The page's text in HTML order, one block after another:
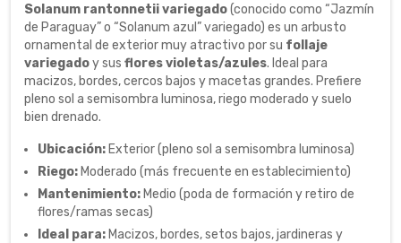
Solanum rantonnetii variegado(conocido como “Jazmín
de Paraguay” o “Solanum azul” variegado) es un arbusto
ornamental de exterior muy atractivo por su follaje
variegadoy sus flores violetas/azules. Ideal para
macizos, bordes, cercos bajos y macetas grandes. Prefiere
pleno sol a semisombra luminosa, riego moderado y suelo
bien drenado.
Ubicación: Exterior (pleno sol a semisombra luminosa)
Riego: Moderado (más frecuente en establecimiento)
Mantenimiento: Medio (poda de formación y retiro de
flores/ramas secas)
Ideal para: Macizos, bordes, setos bajos, jardineras y